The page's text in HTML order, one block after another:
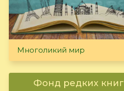
Многоликий мир
Фонд редких книг